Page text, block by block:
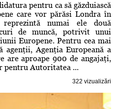
pentru ca să găzduiască
care vor părăsi Londra în
numai ele două
de muncă, potrivit unui
Europene. Pentru cea mai
Agenţia Europeană a
are aproape 900 de angajaţi,
pentru Autoritatea ...
322 vizualizări